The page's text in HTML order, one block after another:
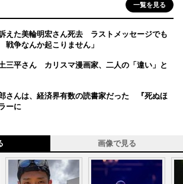
一覧を見る
えた美輪明宏さん死去 ラストメッセージでも
争なんか起こりません」
三平さん カリスマ漫画家、二人の「違い」と
さんは、経済界有数の読書家だった 『死ぬほ
ーに
画像で見る